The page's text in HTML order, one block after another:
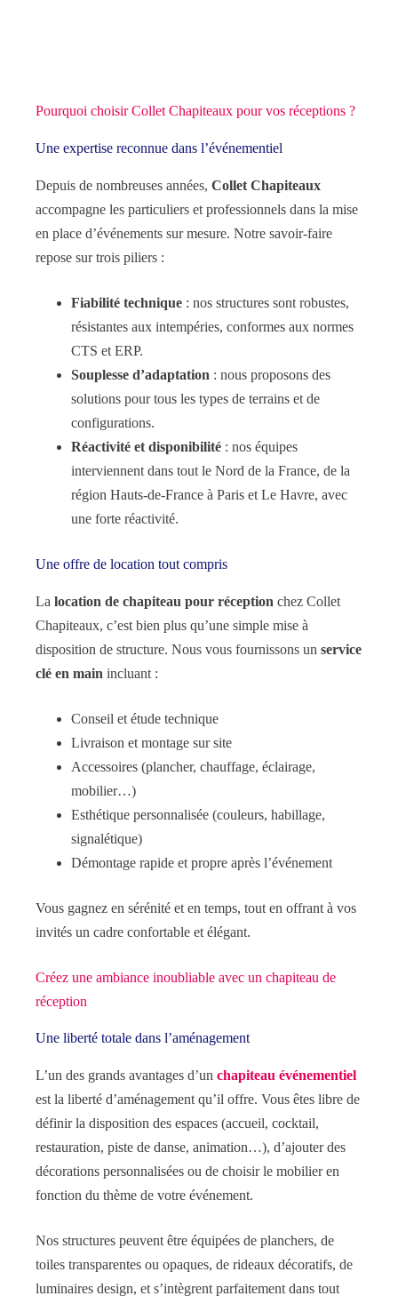
Pourquoi choisir Collet Chapiteaux pour vos réceptions ?
Une expertise reconnue dans l’événementiel
Depuis de nombreuses années, Collet Chapiteaux
accompagne les particuliers et professionnels dans la mise
en place d’événements sur mesure. Notre savoir-faire
repose sur trois piliers :
Fiabilité technique : nos structures sont robustes,
résistantes aux intempéries, conformes aux normes
CTS et ERP.
Souplesse d’adaptation : nous proposons des
solutions pour tous les types de terrains et de
configurations.
Réactivité et disponibilité : nos équipes
interviennent dans tout le Nord de la France, de la
région Hauts-de-France à Paris et Le Havre, avec
une forte réactivité.
Une offre de location tout compris
La location de chapiteau pour réception chez Collet
Chapiteaux, c’est bien plus qu’une simple mise à
disposition de structure. Nous vous fournissons un service
clé en main incluant :
Conseil et étude technique
Livraison et montage sur site
Accessoires (plancher, chauffage, éclairage,
mobilier…)
Esthétique personnalisée (couleurs, habillage,
signalétique)
Démontage rapide et propre après l’événement
Vous gagnez en sérénité et en temps, tout en offrant à vos
invités un cadre confortable et élégant.
Créez une ambiance inoubliable avec un chapiteau de
réception
Une liberté totale dans l’aménagement
L’un des grands avantages d’un chapiteau événementiel
est la liberté d’aménagement qu’il offre. Vous êtes libre de
définir la disposition des espaces (accueil, cocktail,
restauration, piste de danse, animation…), d’ajouter des
décorations personnalisées ou de choisir le mobilier en
fonction du thème de votre événement.
Nos structures peuvent être équipées de planchers, de
toiles transparentes ou opaques, de rideaux décoratifs, de
luminaires design, et s’intègrent parfaitement dans tout